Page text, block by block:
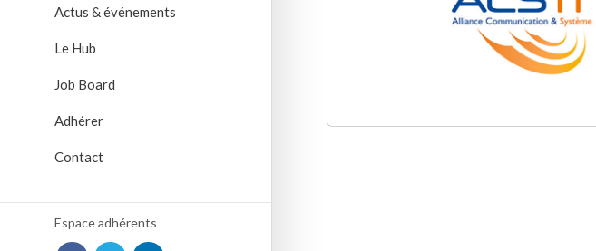
Actus & événements
Le Hub
Job Board
Adhérer
Contact
Espace adhérents